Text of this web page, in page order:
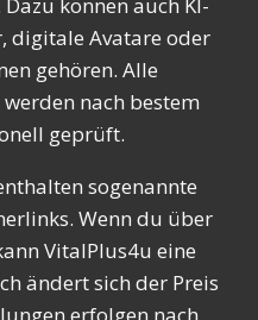
digitale Avatare oder
gehören. Alle
nach bestem
geprüft.
sogenannte
Wenn du über
VitalPlus4u eine
ändert sich der Preis